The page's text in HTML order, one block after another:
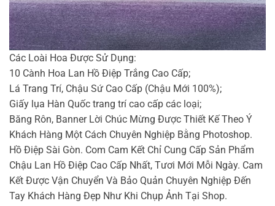
Các Loài Hoa Được Sử Dụng:
10 Cành Hoa Lan Hồ Điệp Trắng Cao Cấp;
Lá Trang Trí, Chậu Sứ Cao Cấp (Chậu Mới 100%);
Giấy lụa Hàn Quốc trang trí cao cấp các loại;
Băng Rôn, Banner Lời Chúc Mừng Được Thiết Kế Theo Ý
Khách Hàng Một Cách Chuyên Nghiệp Bằng Photoshop.
Hồ Điệp Sài Gòn. Com Cam Kết Chỉ Cung Cấp Sản Phẩm
Chậu Lan Hồ Điệp Cao Cấp Nhất, Tươi Mới Mỗi Ngày. Cam
Kết Được Vận Chuyển Và Bảo Quản Chuyên Nghiệp Đến
Tay Khách Hàng Đẹp Như Khi Chụp Ảnh Tại Shop.